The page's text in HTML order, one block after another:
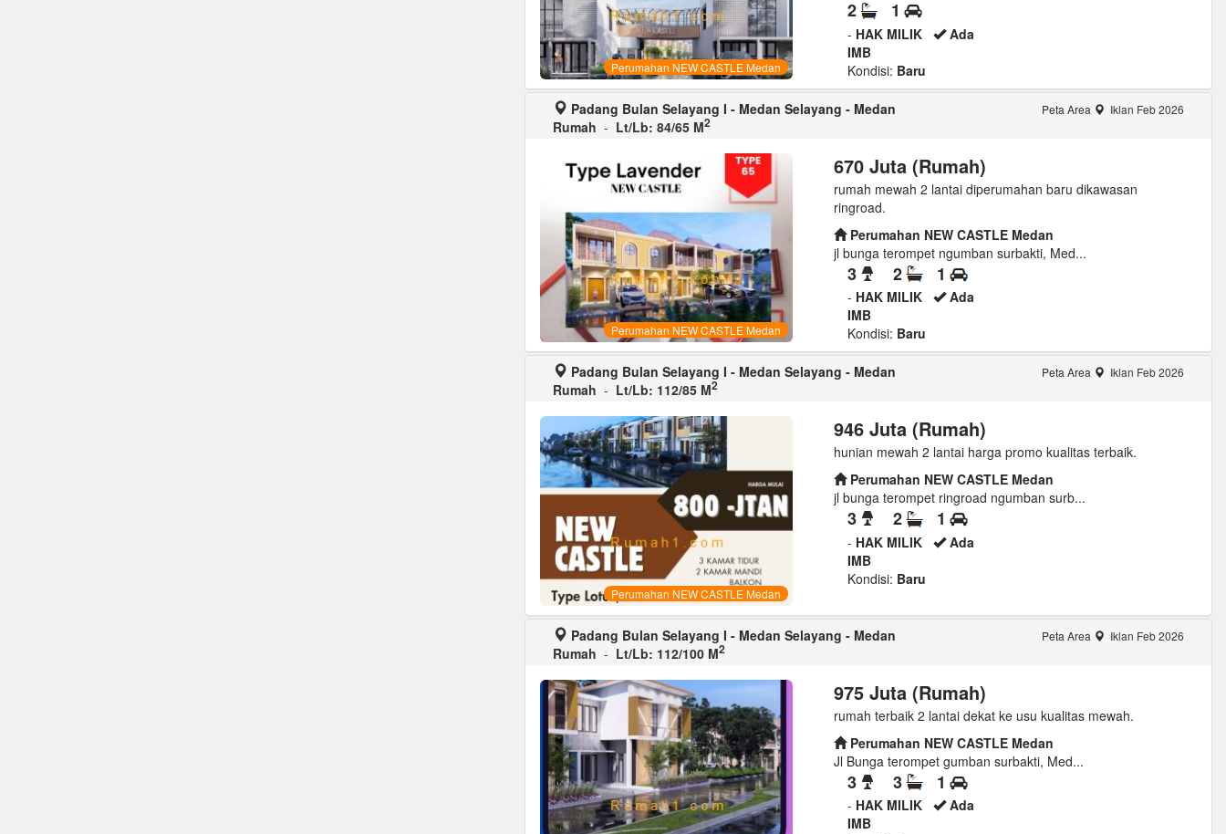
Perumahan NEW CASTLE Medan
2 1
- HAK MILIK
Ada
IMB
Kondisi: Baru
Padang Bulan Selayang I - Medan Selayang - Medan
Rumah - Lt/Lb: 84/65 M2
Peta Area Iklan Feb 2026
Perumahan NEW CASTLE Medan
670 Juta (Rumah)
rumah mewah 2 lantai diperumahan baru dikawasan
ringroad.
Perumahan NEW CASTLE Medan
jl bunga terompet ngumban surbakti, Med...
3 2 1
- HAK MILIK
Ada
IMB
Kondisi: Baru
Padang Bulan Selayang I - Medan Selayang - Medan
Rumah - Lt/Lb: 112/85 M2
Peta Area Iklan Feb 2026
Perumahan NEW CASTLE Medan
946 Juta (Rumah)
hunian mewah 2 lantai harga promo kualitas terbaik.
Perumahan NEW CASTLE Medan
jl bunga terompet ringroad ngumban surb...
3 2 1
- HAK MILIK
Ada
IMB
Kondisi: Baru
Padang Bulan Selayang I - Medan Selayang - Medan
Rumah - Lt/Lb: 112/100 M2
Peta Area Iklan Feb 2026
975 Juta (Rumah)
rumah terbaik 2 lantai dekat ke usu kualitas mewah.
Perumahan NEW CASTLE Medan
Jl Bunga terompet gumban surbakti, Med...
3 3 1
- HAK MILIK
Ada
IMB